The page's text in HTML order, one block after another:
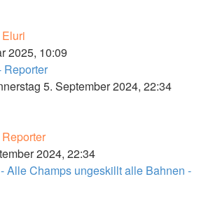
Eluri
2025, 10:09
Reporter
5. September 2024, 22:34
Reporter
2024, 22:34
Alle Champs ungeskillt alle Bahnen -